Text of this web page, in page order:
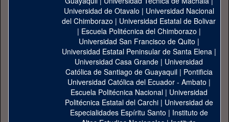
Universidad de Otavalo | Universidad Nacional
del Chimborazo | Universidad Estatal de Bolivar
| Escuela Politécnica del Chimborazo |
Universidad San Francisco de Quito |
Universidad Estatal Peninsular de Santa Elena|
Universidad Casa Grande | Universidad
Católica de Santiago de Guayaquil| Pontificia
Universidad Católica del Ecuador - Ambato |
Escuela Politécnica Nacional| Universidad
Politécnica Estatal del Carchi| Universidad de
Especialidades Espíritu Santo | Instituto de